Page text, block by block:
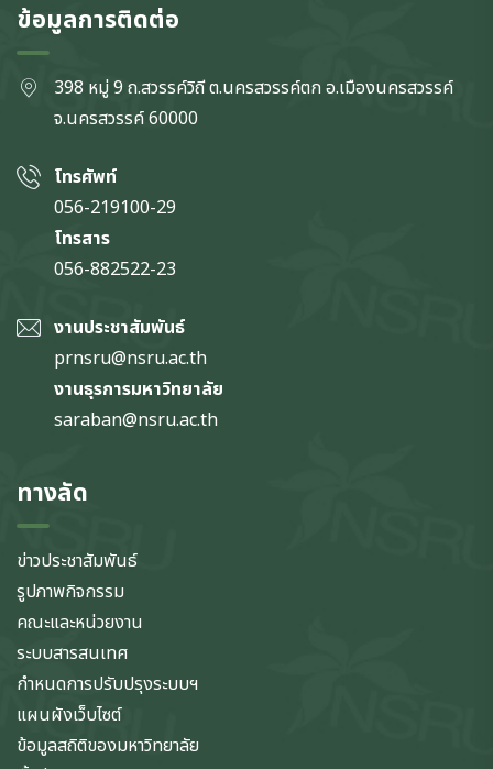
ข้อมูลการติดต่อ
398 หมู่ 9 ถ.สวรรค์วิถี ต.นครสวรรค์ตก อ.เมืองนครสวรรค์
จ.นครสวรรค์60000
โทรศัพท์
056-219100-29
โทรสาร
056-882522-23
งานประชาสัมพันธ์
prnsru@nsru.ac.th
งานธุรการมหาวิทยาลัย
saraban@nsru.ac.th
ทางลัด
ข่าวประชาสัมพันธ์
รูปภาพกิจกรรม
คณะและหน่วยงาน
ระบบสารสนเทศ
กำหนดการปรับปรุงระบบฯ
แผนผังเว็บไซต์
ข้อมูลสถิติของมหาวิทยาลัย